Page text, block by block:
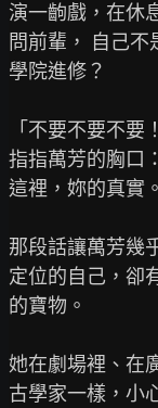
演一齣戲，在休
問前輩， 自己
學院進修？
「不要不要不要
指指萬芳的胸口
這裡，妳的真實
那段話讓萬芳幾
定位的自己，卻
的寶物。
她在劇場裡、在
古學家一樣，小